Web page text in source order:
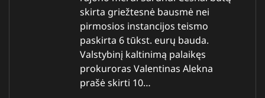
skirta griežtesnė bausmė nei
pirmosios instancijos teismo
paskirta 6 tūkst. eurų bauda.
Valstybinį kaltinimą palaikęs
prokuroras Valentinas Alekna
prašė skirti 10…